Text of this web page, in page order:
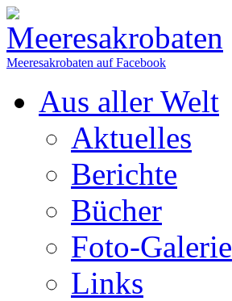
Meeresakrobaten auf Facebook
Aus aller Welt
Aktuelles
Berichte
Bücher
Foto-Galerie
Links